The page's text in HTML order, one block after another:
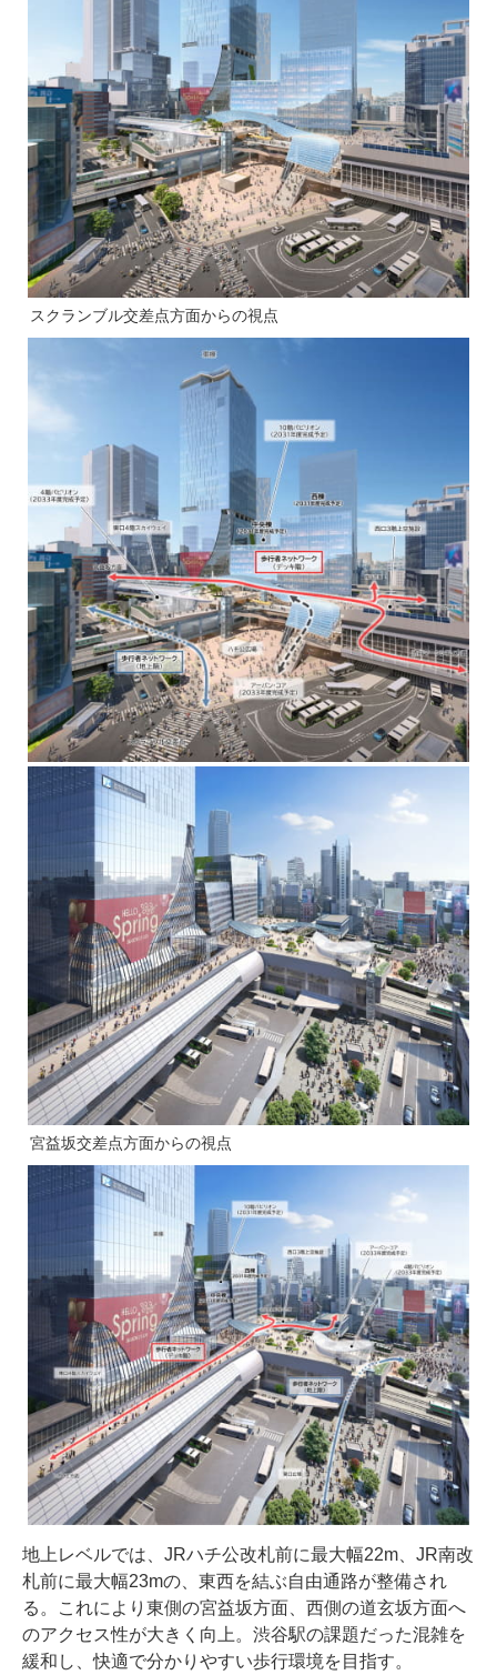
スクランブル交差点方面からの視点
宮益坂交差点方面からの視点
地上レベルでは、JRハチ公改札前に最大幅22m、JR南改
札前に最大幅23mの、東西を結ぶ自由通路が整備され
る。これにより東側の宮益坂方面、西側の道玄坂方面へ
のアクセス性が大きく向上。渋谷駅の課題だった混雑を
緩和し、快適で分かりやすい歩行環境を目指す。